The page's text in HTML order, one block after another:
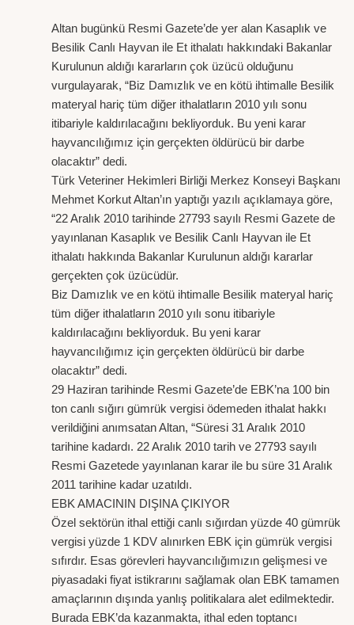
Altan bugünkü Resmi Gazete’de yer alan Kasaplık ve
Besilik Canlı Hayvan ile Et ithalatı hakkındaki Bakanlar
Kurulunun aldığı kararların çok üzücü olduğunu
vurgulayarak, “Biz Damızlık ve en kötü ihtimalle Besilik
materyal hariç tüm diğer ithalatların 2010 yılı sonu
itibariyle kaldırılacağını bekliyorduk. Bu yeni karar
hayvancılığımız için gerçekten öldürücü bir darbe
olacaktır” dedi.
Türk Veteriner Hekimleri Birliği Merkez Konseyi Başkanı
Mehmet Korkut Altan’ın yaptığı yazılı açıklamaya göre,
“22 Aralık 2010 tarihinde 27793 sayılı Resmi Gazete de
yayınlanan Kasaplık ve Besilik Canlı Hayvan ile Et
ithalatı hakkında Bakanlar Kurulunun aldığı kararlar
gerçekten çok üzücüdür.
Biz Damızlık ve en kötü ihtimalle Besilik materyal hariç
tüm diğer ithalatların 2010 yılı sonu itibariyle
kaldırılacağını bekliyorduk. Bu yeni karar
hayvancılığımız için gerçekten öldürücü bir darbe
olacaktır” dedi.
29 Haziran tarihinde Resmi Gazete’de EBK’na 100 bin
ton canlı sığırı gümrük vergisi ödemeden ithalat hakkı
verildiğini anımsatan Altan, “Süresi 31 Aralık 2010
tarihine kadardı. 22 Aralık 2010 tarih ve 27793 sayılı
Resmi Gazetede yayınlanan karar ile bu süre 31 Aralık
2011 tarihine kadar uzatıldı.
EBK AMACININ DIŞINA ÇIKIYOR
Özel sektörün ithal ettiği canlı sığırdan yüzde 40 gümrük
vergisi yüzde 1 KDV alınırken EBK için gümrük vergisi
sıfırdır. Esas görevleri hayvancılığımızın gelişmesi ve
piyasadaki fiyat istikrarını sağlamak olan EBK tamamen
amaçlarının dışında yanlış politikalara alet edilmektedir.
Burada EBK’da kazanmakta, ithal eden toptancı